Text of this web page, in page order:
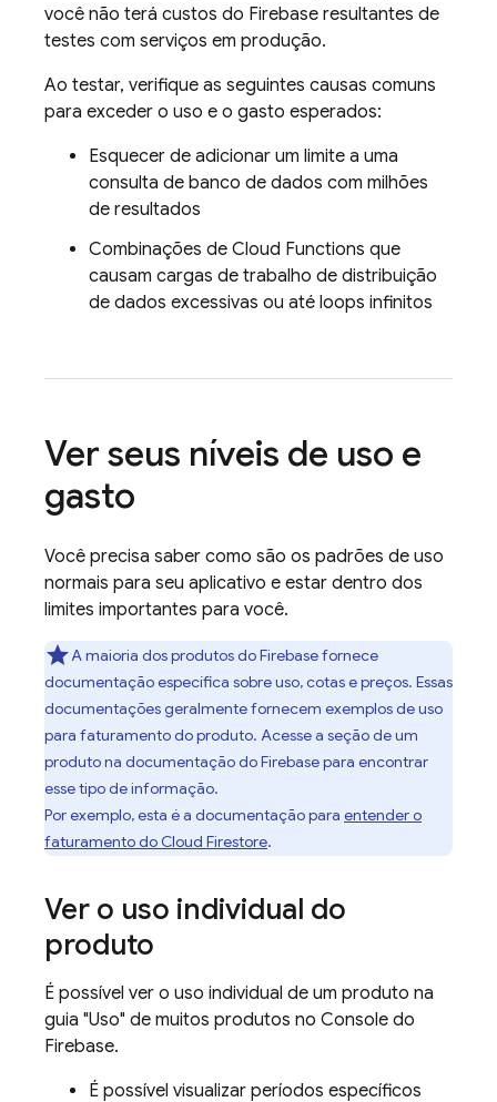
você não terá custos do Firebase resultantes de
testes com serviços em produção.
Ao testar, verifique as seguintes causas comuns
para exceder o uso e o gasto esperados:
Esquecer de adicionar um limite a uma
consulta de banco de dados com milhões
de resultados
Combinações de Cloud Functions que
causam cargas de trabalho de distribuição
de dados excessivas ou até loops infinitos
Ver seus níveis de uso e
gasto
Você precisa saber como são os padrões de uso
normais para seu aplicativo e estar dentro dos
limites importantes para você.
A maioria dos produtos do Firebase fornece
documentação específica sobre uso, cotas e preços. Essas
documentações geralmente fornecem exemplos de uso
para faturamento do produto. Acesse a seção de um
produto na documentação do Firebase para encontrar
esse tipo de informação.
Por exemplo, esta é a documentação para entender o
faturamento do Cloud Firestore.
Ver o uso individual do
produto
É possível ver o uso individual de um produto na
guia "Uso" de muitos produtos no Console do
Firebase.
É possível visualizar períodos específicos